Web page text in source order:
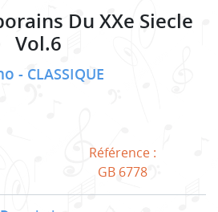
Du XXe Siecle
Vol.6
CLASSIQUE
Référence :
GB 6778